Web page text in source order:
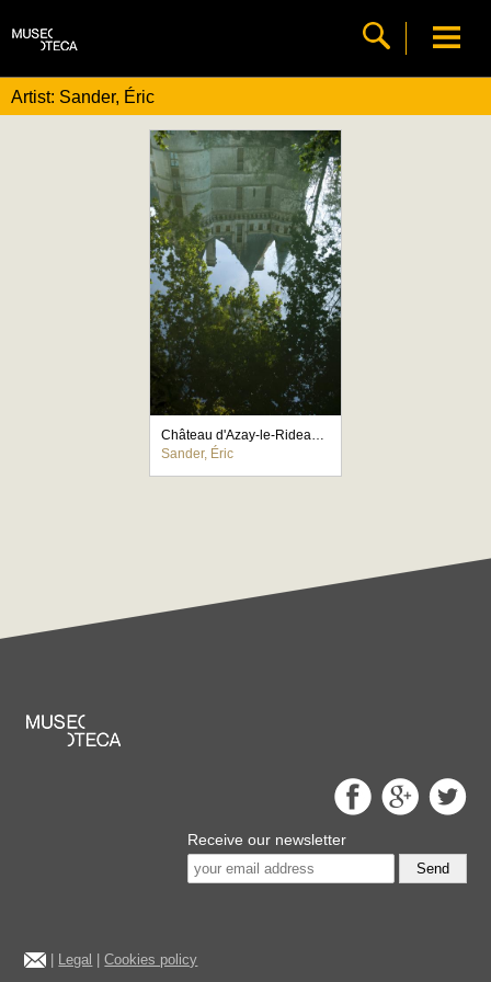
Artist: Sander, Éric
Château d'Azay-le-Rideau, reflet dans la pièce d'eau de la façade nord du château
Sander, Éric
Receive our newsletter
Send
Legal |Cookies policy